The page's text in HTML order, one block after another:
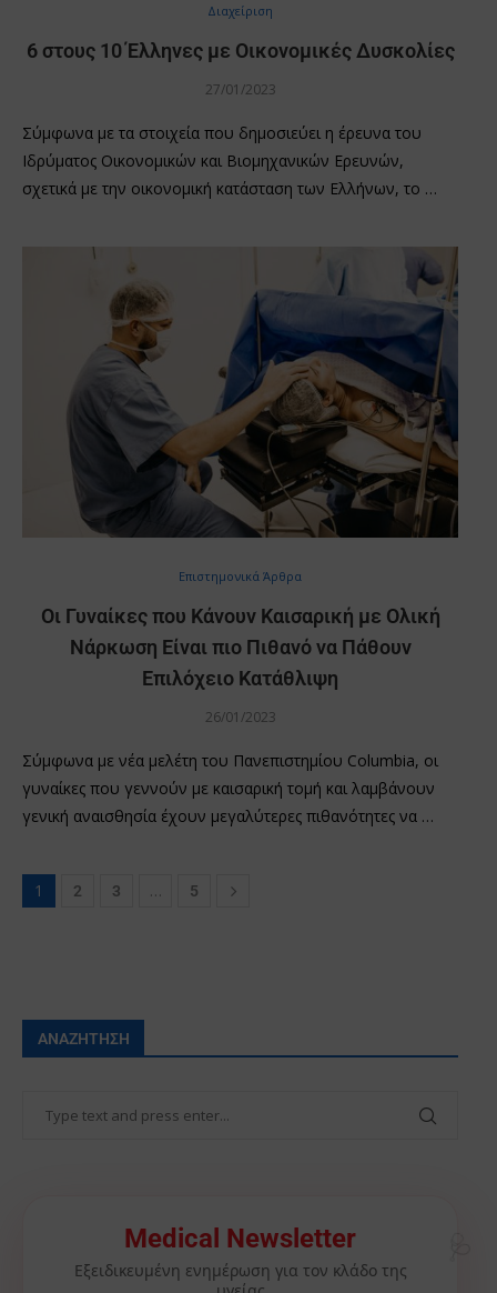
Διαχείριση
6 στους 10 Έλληνες με Οικονομικές Δυσκολίες
27/01/2023
Σύμφωνα με τα στοιχεία που δημοσιεύει η έρευνα του
Ιδρύματος Οικονομικών και Βιομηχανικών Ερευνών,
σχετικά με την οικονομική κατάσταση των Ελλήνων, το …
Επιστημονικά Άρθρα
Οι Γυναίκες που Κάνουν Καισαρική με Ολική
Νάρκωση Είναι πιο Πιθανό να Πάθουν
Επιλόχειο Κατάθλιψη
26/01/2023
Σύμφωνα με νέα μελέτη του Πανεπιστημίου Columbia, οι
γυναίκες που γεννούν με καισαρική τομή και λαμβάνουν
γενική αναισθησία έχουν μεγαλύτερες πιθανότητες να …
1 2 3 … 5
ΑΝΑΖΉΤΗΣΗ
Medical Newsletter
Εξειδικευμένη ενημέρωση για τον κλάδο της